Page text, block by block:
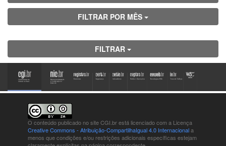
FILTRAR POR MÊS
FILTRAR
O conteúdo publicado no site CGI.br está licenciado com a Licença
Creative Commons - Atribuição-CompartilhaIgual 4.0 Internacionala
menos que condições e/ou restrições adicionais específicas estejam